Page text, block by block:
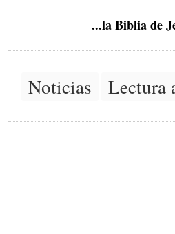
...la Biblia de
Noticias Lectura